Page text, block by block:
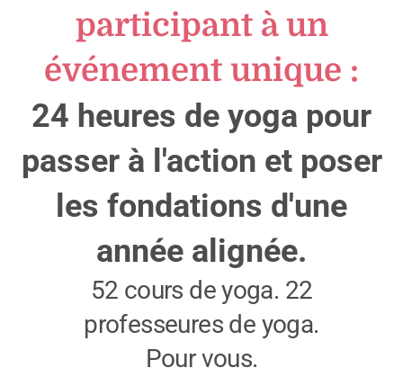
participant à un
événement unique :
24 heures de yoga pour
passer à l'action et poser
les fondations d'une
année alignée.
52 cours de yoga. 22
professeures de yoga.
Pour vous.